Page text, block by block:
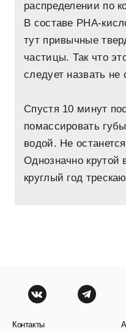
распределении по
В составе PHA-
тут привычные
частицы. Так что
следует назвать
Спустя 10 минут
помассировать
водой. Не
Однозначно крутой
круглый год
Контакты